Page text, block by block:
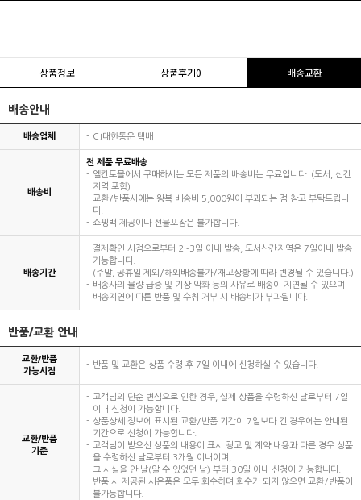
상품정보 상품후기0 배송교환
배송안내
배송업체 CJ대한통운 택배
배송비
전 제품 무료배송
엘칸토몰에서 구매하시는 모든 제품의 배송비는 무료입니다. (도서, 산간
지역 포함)
교환/반품시에는 왕복 배송비 5,000원이 부과되는 점 참고 부탁드립니
다.
쇼핑백 제공이나 선물포장은 불가합니다.
배송기간
결제확인 시점으로부터 2~3일 이내 발송, 도서산간지역은 7일이내 발송
가능합니다.
(주말, 공휴일 제외/해외배송불가/재고상황에 따라 변경될 수 있습니다.)
배송사의 물량 급증 및 기상 악화 등의 사유로 배송이 지연될 수 있으며
배송지연에 따른 반품 및 수취 거부 시 배송비가 부과됩니다.
반품/교환 안내
교환/반품
가능시점
반품 및 교환은 상품 수령 후 7일 이내에 신청하실 수 있습니다.
교환/반품
기준
고객님의 단순 변심으로 인한 경우, 실제 상품을 수령하신 날로부터 7일
이내 신청이 가능합니다.
상품상세 정보에 표시된 교환/반품 기간이 7일보다 긴 경우에는 안내된
기간으로 신청이 가능합니다.
고객님이 받으신 상품의 내용이 표시 광고 및 계약 내용과 다른 경우 상품
을 수령하신 날로부터 3개월 이내이며,
그 사실을 안 날(알 수 있었던 날) 부터 30일 이내 신청이 가능합니다.
반품 시 제공된 사은품은 모두 회수하며 회수가 되지 않으면 교환/반품이
불가능합니다.